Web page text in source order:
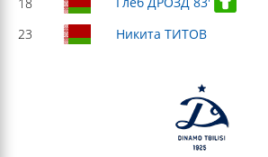
23
Никита ТИТОВ